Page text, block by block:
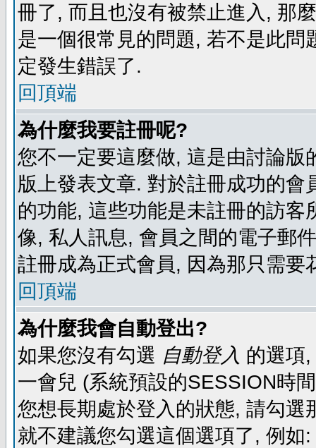
冊了, 而且也沒有被禁止進入, 那
是一個很常見的問題, 若不是此
定發生錯誤了.
回頂端
為什麼我要註冊呢?
您不一定要這麼做, 這是由討論
版上發表文章. 對於註冊成功的
的功能, 這些功能是未註冊的訪
像, 私人訊息, 會員之間的電子郵
註冊成為正式會員, 因為那只需要
回頂端
為什麼我會自動登出?
如果您沒有勾選 自動登入 的選項
一會兒 (系統預設的SESSION時
您想長期處於登入的狀態, 請勾
就不建議您勾選這個選項了, 例